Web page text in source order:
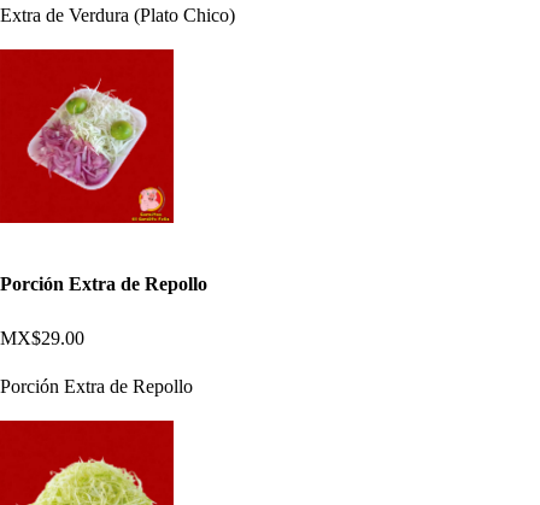
Extra de Verdura (Plato Chico)
Porción Extra de Repollo
MX$29.00
Porción Extra de Repollo